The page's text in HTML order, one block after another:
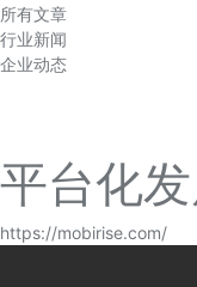
所有文章
行业新闻
企业动态
平台化
https://mobirise.com/